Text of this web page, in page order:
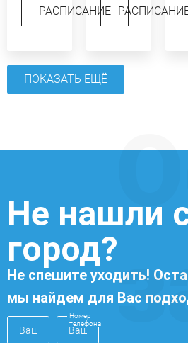
РАСПИСАНИЕ
ПОКАЗАТЬ ЕЩЁ
Не нашли
город?
Не спешите уходить!
мы найдем для Вас
Номер
телефона